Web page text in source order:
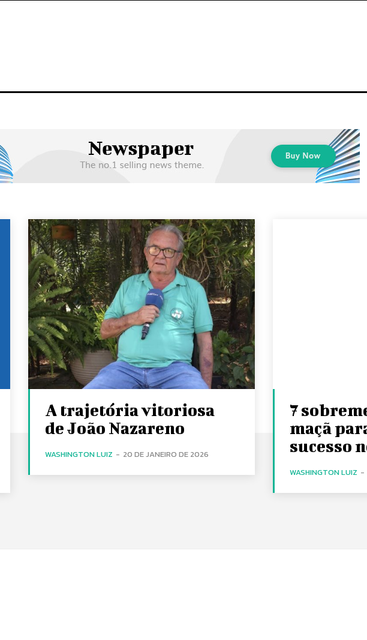
A trajetória vitoriosa
de João Nazareno
WASHINGTON LUIZ - 20 DE JANEIRO DE 2026
7
maçã
sucesso
WASHINGTON LUIZ -